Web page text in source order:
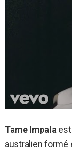
Tame Impala
australien formé